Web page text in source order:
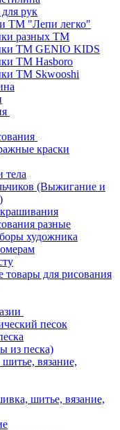
рук
ТМ "Лепи легко"
разных ТМ
ТМ GENIO KIDS
ТМ Hasboro
ТМ Skwooshi
краски
тела
(Выжигание и
разные
художника
для рисования
песок
из песка)
вязание,
шитье, вязание,